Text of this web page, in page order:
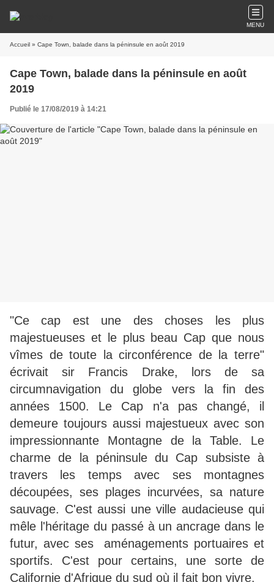
MENU
Accueil » Cape Town, balade dans la péninsule en août 2019
Cape Town, balade dans la péninsule en août
2019
Publié le 17/08/2019 à 14:21
"Ce cap est une des choses les plus
majestueuses et le plus beau Cap que nous
vîmes de toute la circonférence de la terre"
écrivait sir Francis Drake, lors de sa
circumnavigation du globe vers la fin des
années 1500. Le Cap n'a pas changé, il
demeure toujours aussi majestueux avec son
impressionnante Montagne de la Table. Le
charme de la péninsule du Cap subsiste à
travers les temps avec ses montagnes
découpées, ses plages incurvées, sa nature
sauvage. C'est aussi une ville audacieuse qui
mêle l'héritage du passé à un ancrage dans le
futur, avec ses aménagements portuaires et
sportifs. C'est pour certains, une sorte de
Californie d'Afrique du sud où il fait bon vivre.